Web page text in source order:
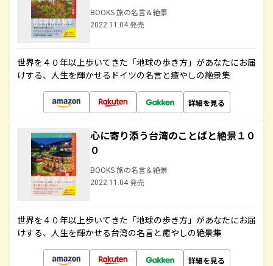
BOOKS 旅の名言＆絶景
2022.11.04 発売
世界を４０年以上歩いてきた「地球の歩き方」があなたにお届
けする、人生を輝かせるドイツの名言と癒やしの絶景集
詳細を見る
心に寄り添う台湾のことばと絶景１０
０
BOOKS 旅の名言＆絶景
2022.11.04 発売
世界を４０年以上歩いてきた「地球の歩き方」があなたにお届
けする、人生を輝かせる台湾の名言と癒やしの絶景集
詳細を見る